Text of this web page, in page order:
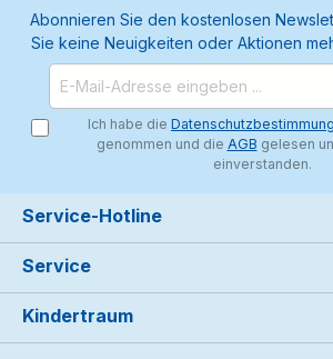
Abonnieren Sie den kostenlosen
Sie keine Neuigkeiten oder Aktionen
Ich habe die
genommen und die AGB gelesen
einverstanden.
Service-Hotline
Service
Kindertraum